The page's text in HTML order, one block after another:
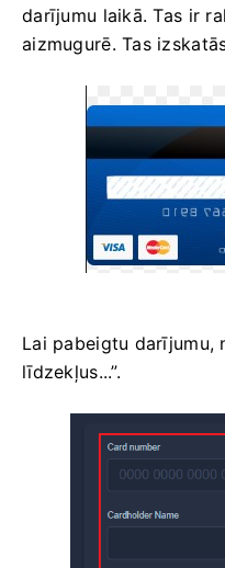
darījumu laikā. Tas ir
aizmugurē. Tas
Lai pabeigtu darījumu,
līdzekļus...”.